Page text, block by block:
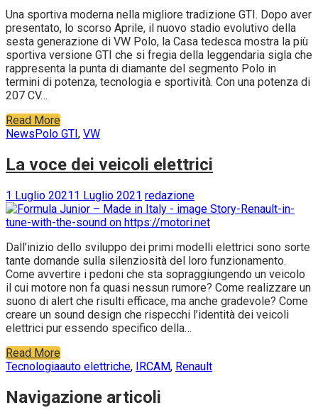
Una sportiva moderna nella migliore tradizione GTI. Dopo aver
presentato, lo scorso Aprile, il nuovo stadio evolutivo della
sesta generazione di VW Polo, la Casa tedesca mostra la più
sportiva versione GTI che si fregia della leggendaria sigla che
rappresenta la punta di diamante del segmento Polo in
termini di potenza, tecnologia e sportività. Con una potenza di
207 CV…
Read More
NewsPolo GTI, VW
La voce dei veicoli elettrici
1 Luglio 20211 Luglio 2021 redazione
Dall’inizio dello sviluppo dei primi modelli elettrici sono sorte
tante domande sulla silenziosità del loro funzionamento.
Come avvertire i pedoni che sta sopraggiungendo un veicolo
il cui motore non fa quasi nessun rumore? Come realizzare un
suono di alert che risulti efficace, ma anche gradevole? Come
creare un sound design che rispecchi l’identità dei veicoli
elettrici pur essendo specifico della…
Read More
Tecnologiaauto elettriche, IRCAM, Renault
Navigazione articoli